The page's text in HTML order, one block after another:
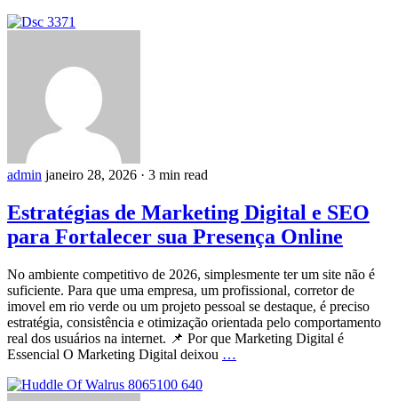
admin janeiro 28, 2026 · 3 min read
Estratégias de Marketing Digital e SEO
para Fortalecer sua Presença Online
No ambiente competitivo de 2026, simplesmente ter um site não é
suficiente. Para que uma empresa, um profissional, corretor de
imovel em rio verde ou um projeto pessoal se destaque, é preciso
estratégia, consistência e otimização orientada pelo comportamento
real dos usuários na internet. 📌 Por que Marketing Digital é
Essencial O Marketing Digital deixou …